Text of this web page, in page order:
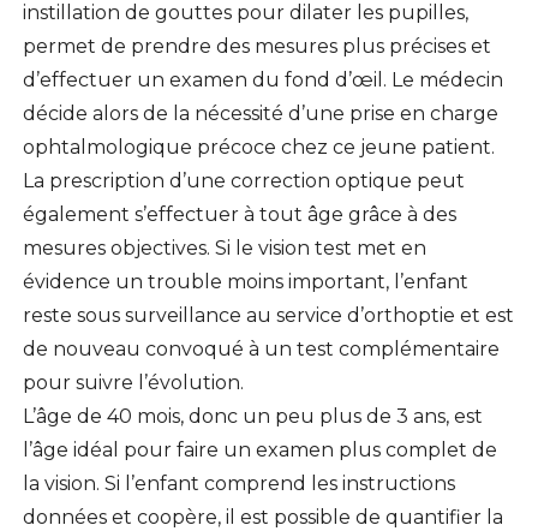
instillation de gouttes pour dilater les pupilles,
permet de prendre des mesures plus précises et
d’effectuer un examen du fond d’œil. Le médecin
décide alors de la nécessité d’une prise en charge
ophtalmologique précoce chez ce jeune patient.
La prescription d’une correction optique peut
également s’effectuer à tout âge grâce à des
mesures objectives. Si le vision test met en
évidence un trouble moins important, l’enfant
reste sous surveillance au service d’orthoptie et est
de nouveau convoqué à un test complémentaire
pour suivre l’évolution.
L’âge de 40 mois, donc un peu plus de 3 ans, est
l’âge idéal pour faire un examen plus complet de
la vision. Si l’enfant comprend les instructions
données et coopère, il est possible de quantifier la